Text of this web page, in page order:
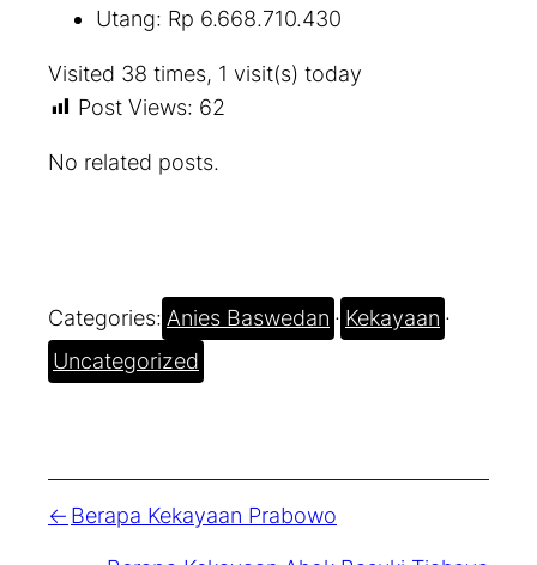
Utang: Rp 6.668.710.430
Visited 38 times, 1 visit(s) today
Post Views: 62
No related posts.
Categories: Anies Baswedan · Kekayaan ·
Uncategorized
Berapa Kekayaan Prabowo